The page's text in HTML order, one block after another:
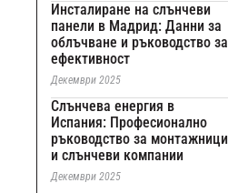
Инсталиране на слънчеви
панели в Мадрид: Данни за
облъчване и ръководство за
ефективност
Декември 2025
Слънчева енергия в
Испания: Професионално
ръководство за монтажници
и слънчеви компании
Декември 2025